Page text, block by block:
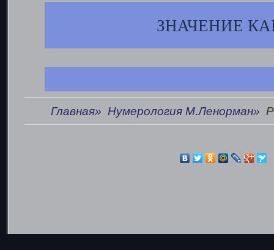
ЗНАЧЕНИЕ
Главная» Нумерология М.Ленорман»